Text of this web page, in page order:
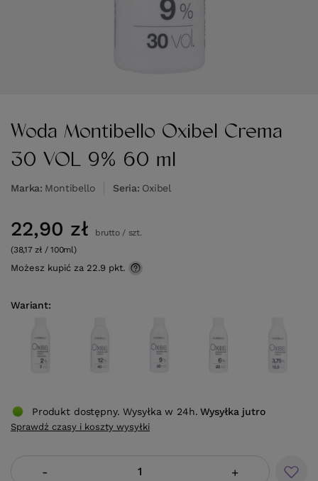
Woda Montibello Oxibel Crema
30 VOL 9% 60 ml
Marka Montibello Seria Oxibel
Wariant
22,90 zł brutto/ szt.
(38,17 zł / 100ml)
Możesz kupić za 22.9 pkt.
- +
Produkt dostępny. Wysyłka w 24h. Wysyłka jutro
Sprawdź czasy i koszty wysyłki